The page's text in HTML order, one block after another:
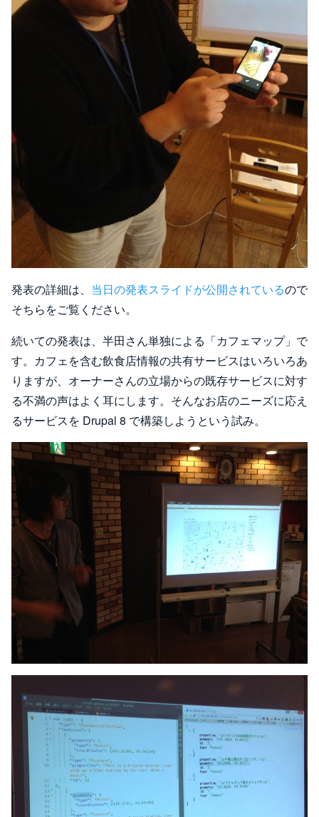
発表の詳細は、 当日の発表スライドが公開されているので
そちらをご覧ください。
続いての発表は、半田さん単独による「カフェマップ」で
す。カフェを含む飲食店情報の共有サービスはいろいろあ
りますが、オーナーさんの立場からの既存サービスに対す
る不満の声はよく耳にします。そんなお店のニーズに応え
るサービスを Drupal 8 で構築しようという試み。